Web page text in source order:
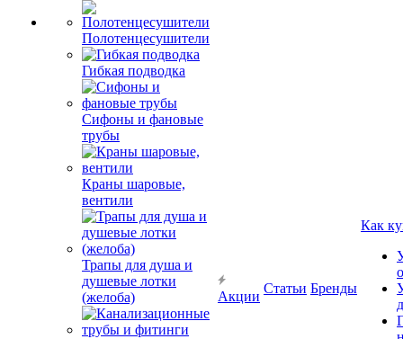
Полотенцесушители
Гибкая подводка
Сифоны и фановые
трубы
Краны шаровые,
вентили
Трапы для душа и
душевые лотки
(желоба)
Акции
Статьи Бренды
Как